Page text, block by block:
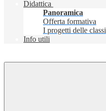
Didattica
Panoramica
Offerta formativa
I progetti delle classi
Info utili